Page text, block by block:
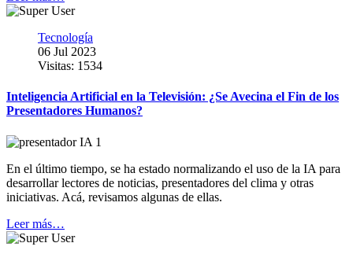
Tecnología
06 Jul 2023
Visitas: 1534
Inteligencia Artificial en la Televisión: ¿Se Avecina el Fin de los
Presentadores Humanos?
En el último tiempo, se ha estado normalizando el uso de la IA para
desarrollar lectores de noticias, presentadores del clima y otras
iniciativas. Acá, revisamos algunas de ellas.
Leer más…